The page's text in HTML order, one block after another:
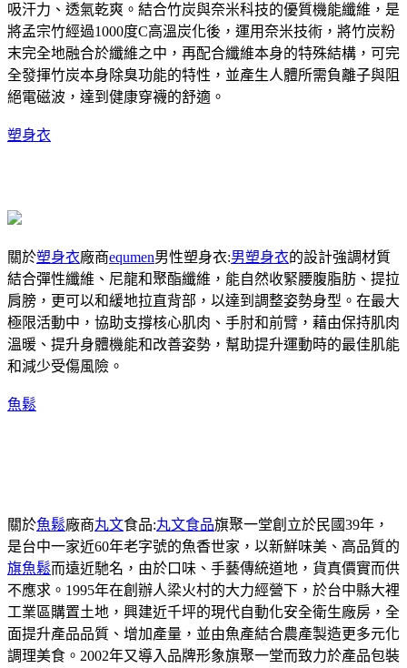
吸汗力、透氣乾爽。結合竹炭與奈米科技的優質機能纖維，是
將孟宗竹經過1000度C高溫炭化後，運用奈米技術，將竹炭粉
末完全地融合於纖維之中，再配合纖維本身的特殊結構，可完
全發揮竹炭本身除臭功能的特性，並產生人體所需負離子與阻
絕電磁波，達到健康穿襪的舒適。
塑身衣
關於塑身衣廠商equmen男性塑身衣:男塑身衣的設計強調材質
結合彈性纖維、尼龍和聚酯纖維，能自然收緊腰腹脂肪、提拉
肩膀，更可以和緩地拉直背部，以達到調整姿勢身型。在最大
極限活動中，協助支撐核心肌肉、手肘和前臂，藉由保持肌肉
溫暖、提升身體機能和改善姿勢，幫助提升運動時的最佳肌能
和減少受傷風險。
魚鬆
關於魚鬆廠商丸文食品:丸文食品旗聚一堂創立於民國39年，
是台中一家近60年老字號的魚香世家，以新鮮味美、高品質的
旗魚鬆而遠近馳名，由於口味、手藝傳統道地，貨真價實而供
不應求。1995年在創辦人梁火村的大力經營下，於台中縣大裡
工業區購置土地，興建近千坪的現代自動化安全衛生廠房，全
面提升產品品質、增加產量，並由魚產結合農產製造更多元化
調理美食。2002年又導入品牌形象旗聚一堂而致力於產品包裝